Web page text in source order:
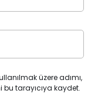
üzere adımı,
tarayıcıya kaydet.